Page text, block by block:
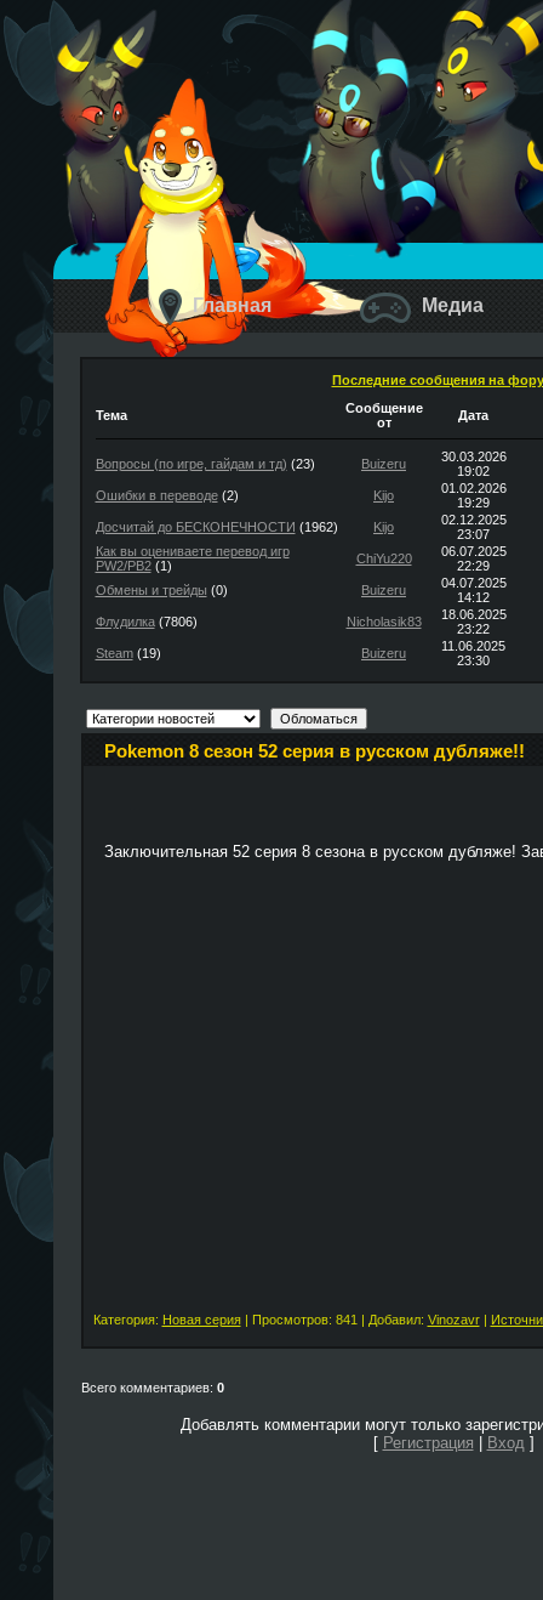
Главная Медиа
Последние сообщения на
Тема
Сообщение
от
Дата
Вопросы (по игре, гайдам и тд) (23) Buizeru
30.03.2026
19:02
Ошибки в переводе(2) Kijo
01.02.2026
19:29
Досчитай до БЕСКОНЕЧНОСТИ (1962) Kijo
02.12.2025
23:07
Как вы оцениваете перевод игр
PW2/PB2(1) ChiYu220
06.07.2025
22:29
Обмены и трейды (0) Buizeru
04.07.2025
14:12
Флудилка(7806) Nicholasik83
18.06.2025
23:22
Steam(19) Buizeru
11.06.2025
23:30
Pokemon 8 сезон 52 серия в русском дубляже!!
Заключительная 52 серия 8 сезона в русском дубляже!
Категория: Новая серия| Просмотров: 841 | Добавил: Vinozavr|
Всего комментариев: 0
Добавлять комментарии могут только
[ Регистрация | Вход ]